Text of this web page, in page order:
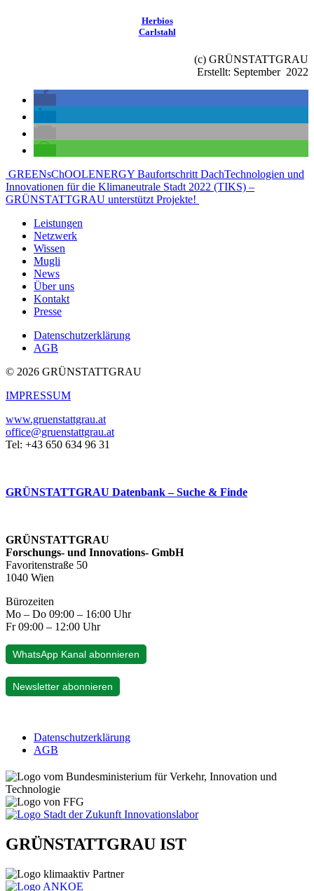
Herbios
Carlstahl
(c) GRÜNSTATTGRAU
Erstellt: September 2022
Beitragsnavigation
GREENsChOOLENERGY Baufortschritt DachTechnologien und
Innovationen für die Klimaneutrale Stadt 2022 (TIKS) –
GRÜNSTATTGRAU unterstützt Projekte!
Leistungen
Netzwerk
Wissen
Mugli
News
Über uns
Kontakt
Presse
Datenschutzerklärung
AGB
© 2026 GRÜNSTATTGRAU
IMPRESSUM
www.gruenstattgrau.at
office@gruenstattgrau.at
Tel: +43 650 634 96 31
GRÜNSTATTGRAU Datenbank – Suche & Finde
GRÜNSTATTGRAU
Forschungs- und Innovations- GmbH
Favoritenstraße 50
1040 Wien
Bürozeiten
Mo – Do 09:00 – 16:00 Uhr
Fr 09:00 – 12:00 Uhr
WhatsApp Kanal abonnieren
Newsletter abonnieren
Datenschutzerklärung
AGB
GRÜNSTATTGRAU IST